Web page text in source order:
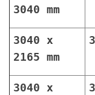
3040 mm
3040 x
2165 mm
3040 x